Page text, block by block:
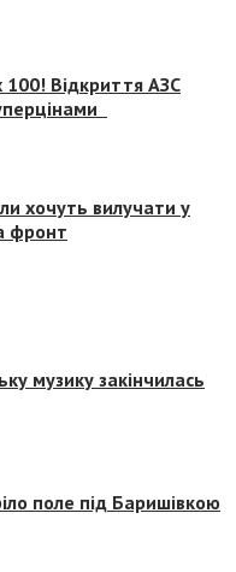
Відкриття АЗС
хочуть вилучати у
фронт
музику закінчилась
поле під Баришівкою